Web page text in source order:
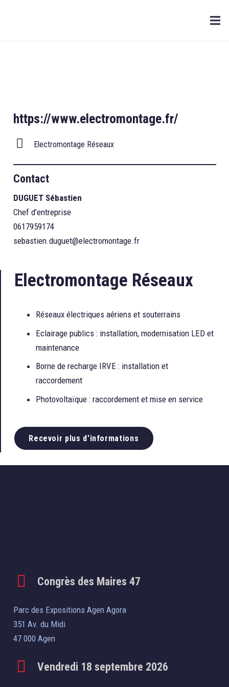
https://www.electromontage.fr/
Electromontage Réseaux
Contact
DUGUET Sébastien
Chef d’entreprise
0617959174
sebastien.duguet@electromontage.fr
Electromontage Réseaux
Réseaux électriques aériens et souterrains
Eclairage publics : installation, modernisation LED et
maintenance
Borne de recharge IRVE : installation et
raccordement
Photovoltaïque : raccordement et mise en service
Recevoir plus d'informations
Congrès des Maires 47
Parc des Expositions Agen Agora
351 Av. du Midi
47 000 Agen
Vendredi 18 septembre 2026